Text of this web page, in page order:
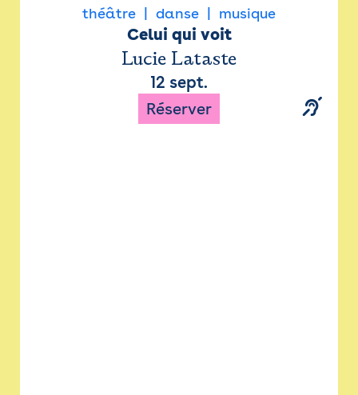
théâtre danse musique
Celui qui voit
Lucie Lataste
12 sept.
Réserver